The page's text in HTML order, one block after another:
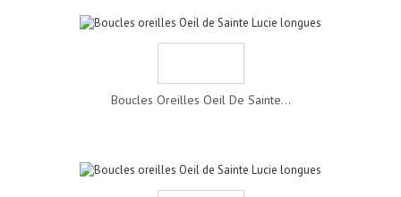
Boucles Oreilles Oeil De Sainte...